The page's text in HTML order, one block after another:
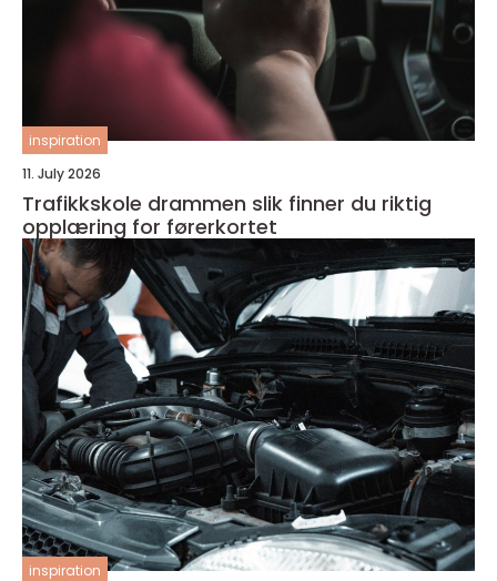
inspiration
11. July 2026
Trafikkskole drammen slik finner du riktig
opplæring for førerkortet
inspiration